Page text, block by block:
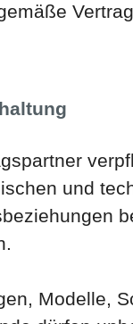
und
Modelle,